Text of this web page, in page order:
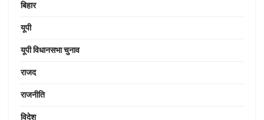
बिहार
यूपी
यूपी विधानसभा चुनाव
राजद
राजनीति
विदेश